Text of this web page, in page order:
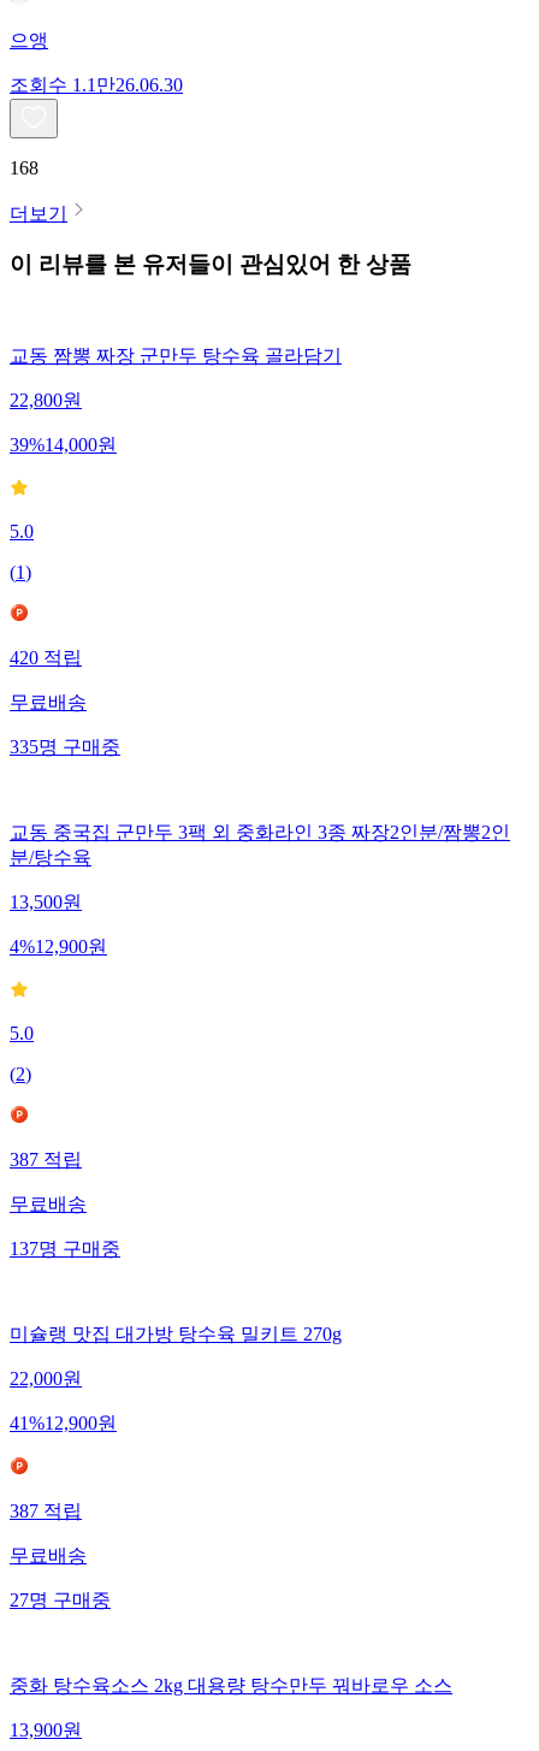
으앵
조회수 1.1만26.06.30
168
더보기
이 리뷰를 본 유저들이 관심있어 한 상품
교동 짬뽕 짜장 군만두 탕수육 골라담기
22,800원
39%14,000원
5.0
(1)
420 적립
무료배송
335명 구매중
교동 중국집 군만두 3팩 외 중화라인 3종 짜장2인분/짬뽕2인
분/탕수육
13,500원
4%12,900원
5.0
(2)
387 적립
무료배송
137명 구매중
미슐랭 맛집 대가방 탕수육 밀키트 270g
22,000원
41%12,900원
387 적립
무료배송
27명 구매중
중화 탕수육소스 2kg 대용량 탕수만두 꿔바로우 소스
13,900원